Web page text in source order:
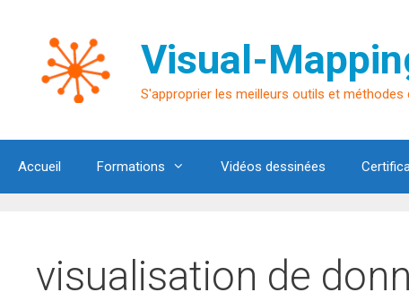
contenu
Visual-
S'approprier les meilleurs outils et méthodes
Accueil Formations Vidéos dessinées
visualisation de